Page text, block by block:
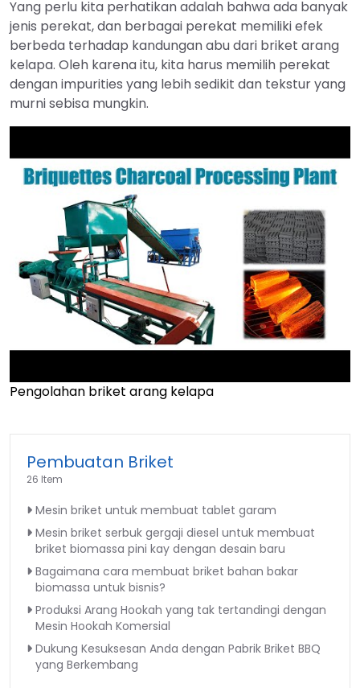
Yang perlu kita perhatikan adalah bahwa ada banyak
jenis perekat, dan berbagai perekat memiliki efek
berbeda terhadap kandungan abu dari briket arang
kelapa. Oleh karena itu, kita harus memilih perekat
dengan impurities yang lebih sedikit dan tekstur yang
murni sebisa mungkin.
►
Pengolahan briket arang kelapa
Pembuatan Briket
26 Item
Mesin briket untuk membuat tablet garam
Mesin briket serbuk gergaji diesel untuk membuat
briket biomassa pini kay dengan desain baru
Bagaimana cara membuat briket bahan bakar
biomassa untuk bisnis?
Produksi Arang Hookah yang tak tertandingi dengan
Mesin Hookah Komersial
Dukung Kesuksesan Anda dengan Pabrik Briket BBQ
yang Berkembang